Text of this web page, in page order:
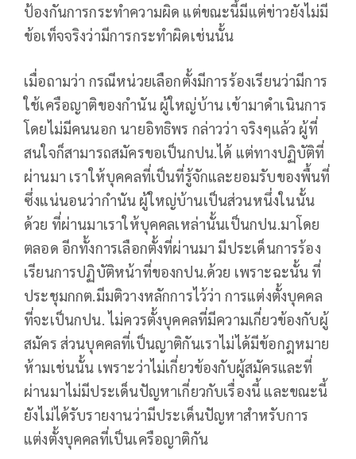
ป้องกันการกระทำความผิด แต่ขณะนี้มีแต่ข่าวยังไม่มี
ข้อเท็จจริงว่ามีการกระทำผิดเช่นนั้น
เมื่อถามว่า กรณีหน่วยเลือกตั้งมีการร้องเรียนว่ามีการ
ใช้เครือญาติของกำนัน ผู้ใหญ่บ้าน เข้ามาดำเนินการ
โดยไม่มีคนนอก นายอิทธิพร กล่าวว่า จริงๆแล้ว ผู้ที่
สนใจก็สามารถสมัครขอเป็นกปน.ได้ แต่ทางปฏิบัติที่
ผ่านมา เราให้บุคคลที่เป็นที่รู้จักและยอมรับของพื้นที่
ซึ่งแน่นอนว่ากำนัน ผู้ใหญ่บ้านเป็นส่วนหนึ่งในนั้น
ด้วย ที่ผ่านมาเราให้บุคคลเหล่านั้นเป็นกปน.มาโดย
ตลอด อีกทั้งการเลือกตั้งที่ผ่านมา มีประเด็นการร้อง
เรียนการปฏิบัติหน้าที่ของกปน.ด้วย เพราะฉะนั้น ที่
ประชุมกกต.มีมติวางหลักการไว้ว่า การแต่งตั้งบุคคล
ที่จะเป็นกปน. ไม่ควรตั้งบุคคลที่มีความเกี่ยวข้องกับผู้
สมัคร ส่วนบุคคลที่เป็นญาติกันเราไม่ได้มีข้อกฎหมาย
ห้ามเช่นนั้น เพราะว่าไม่เกี่ยวข้องกับผู้สมัครและที่
ผ่านมาไม่มีประเด็นปัญหาเกี่ยวกับเรื่องนี้ และขณะนี้
ยังไม่ได้รับรายงานว่ามีประเด็นปัญหาสำหรับการ
แต่งตั้งบุคคลที่เป็นเครือญาติกัน